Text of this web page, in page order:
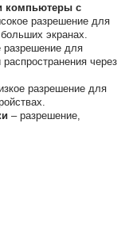
компьютеры с
разрешение для
экранах.
для
через
разрешение для
– разрешение,